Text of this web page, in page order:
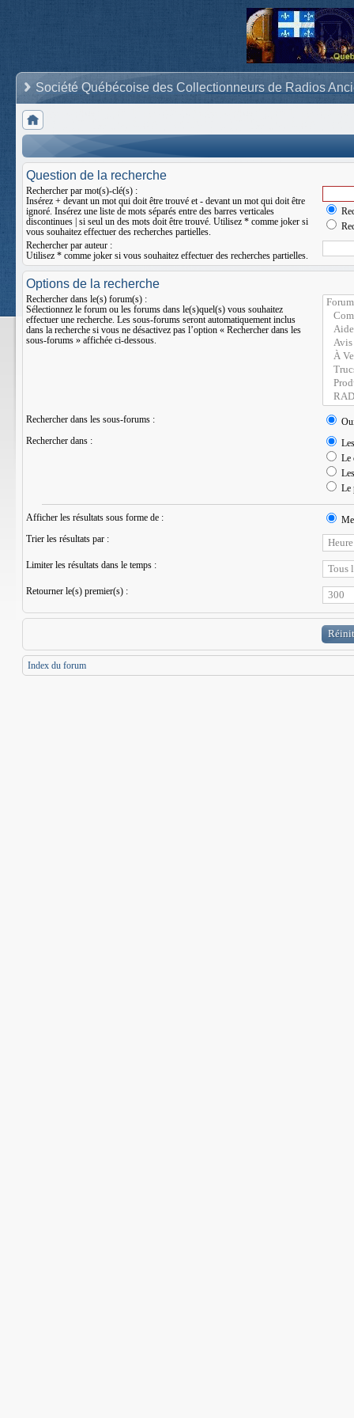
Société Québécoise des Collectionneurs de Radios
Question de la recherche
Rechercher par mot(s)-clé(s) :
Insérez + devant un mot qui doit être trouvé et- devant un mot qui doit être
ignoré. Insérez une liste de mots séparés entre des barres verticales
discontinues si seul un des mots doit être trouvé. Utilisez * comme joker si
vous souhaitez effectuer des recherches partielles.
Rechercher par auteur :
Utilisez * comme joker si vous souhaitez effectuer des recherches partielles.
Options de la recherche
Rechercher dans le(s) forum(s) :
Sélectionnez le forum ou les forums dans le(s)quel(s) vous souhaitez
effectuer une recherche. Les sous-forums seront automatiquement inclus
dans la recherche si vous ne désactivez pas l’option « Rechercher dans les
sous-forums » affichée ci-dessous.
Rechercher dans les sous-forums :
Rechercher dans :
Le
Le
Afficher les résultats sous forme de :
Trier les résultats par :
Limiter les résultats dans le temps :
Retourner le(s) premier(s) :
Index du forum